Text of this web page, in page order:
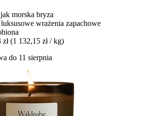
morska bryza
wrażenia zapachowe
zł (1 132,15 zł / kg)
do 11 sierpnia